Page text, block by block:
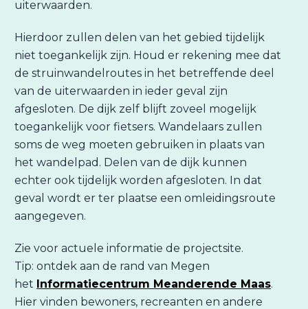
uiterwaarden.
Hierdoor zullen delen van het gebied tijdelijk
niet toegankelijk zijn. Houd er rekening mee dat
de struinwandelroutes in het betreffende deel
van de uiterwaarden in ieder geval zijn
afgesloten. De dijk zelf blijft zoveel mogelijk
toegankelijk voor fietsers. Wandelaars zullen
soms de weg moeten gebruiken in plaats van
het wandelpad. Delen van de dijk kunnen
echter ook tijdelijk worden afgesloten. In dat
geval wordt er ter plaatse een omleidingsroute
aangegeven.
Zie voor actuele informatie de projectsite.
Tip: ontdek aan de rand van Megen
het Informatiecentrum Meanderende Maas.
Hier vinden bewoners, recreanten en andere